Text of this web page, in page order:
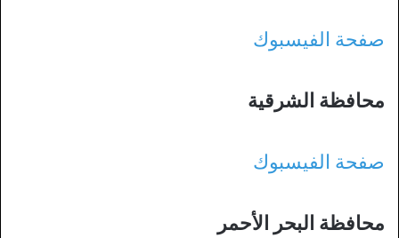
صفحة الفيسبوك
محافظة الشرقية
صفحة الفيسبوك
محافظة البحر الأحمر